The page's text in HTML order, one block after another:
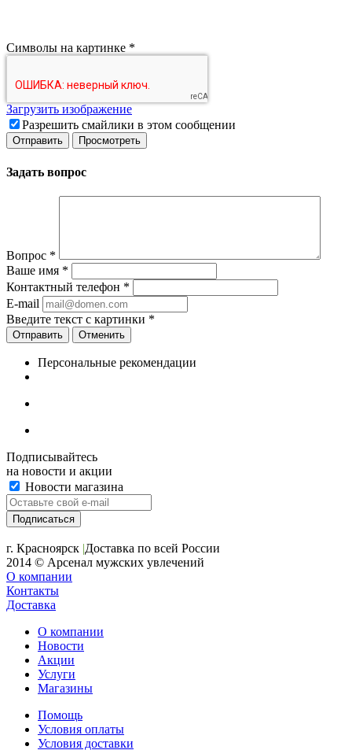
Символы на картинке *
Загрузить изображение
Разрешить смайлики в этом сообщении
Задать вопрос
Вопрос *
Ваше имя *
Контактный телефон *
E-mail
Введите текст с картинки *
Отменить
Персональные рекомендации
Подписывайтесь
на новости и акции
Новости магазина
г. Красноярск |Доставка по всей России
2014 © Арсенал мужских увлечений
О компании
Контакты
Доставка
О компании
Новости
Акции
Услуги
Магазины
Помощь
Условия оплаты
Условия доставки